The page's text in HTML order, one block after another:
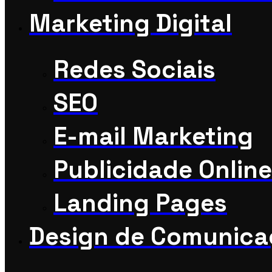
Marketing Digital
Redes Sociais
SEO
E-mail Marketing
Publicidade Online
Landing Pages
Design de